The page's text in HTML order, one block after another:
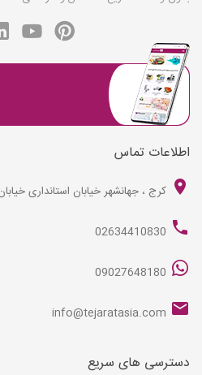
اطلاعات تماس
کرج ، جهانشهر خیابان استانداری
02634410830
09027648180
info@tejaratasia.com
دسترسی های سریع